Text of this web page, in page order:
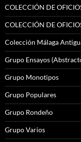
COLECCIÓN DE
COLECCIÓN DE
Colección Málaga
Grupo Ensayos
Grupo Monotipos
Grupo Populares
Grupo Rondeño
Grupo Varios